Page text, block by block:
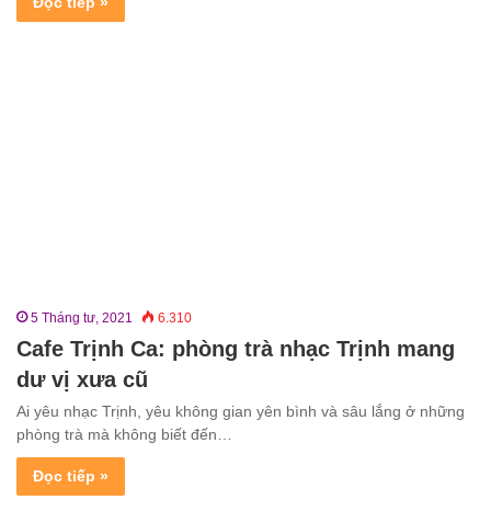
5 Tháng tư, 2021 6.310
Cafe Trịnh Ca: phòng trà nhạc Trịnh mang
dư vị xưa cũ
Ai yêu nhạc Trịnh, yêu không gian yên bình và sâu lắng ở những
phòng trà mà không biết đến…
Đọc tiếp »